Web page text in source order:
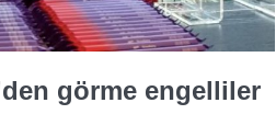
görme engelliler